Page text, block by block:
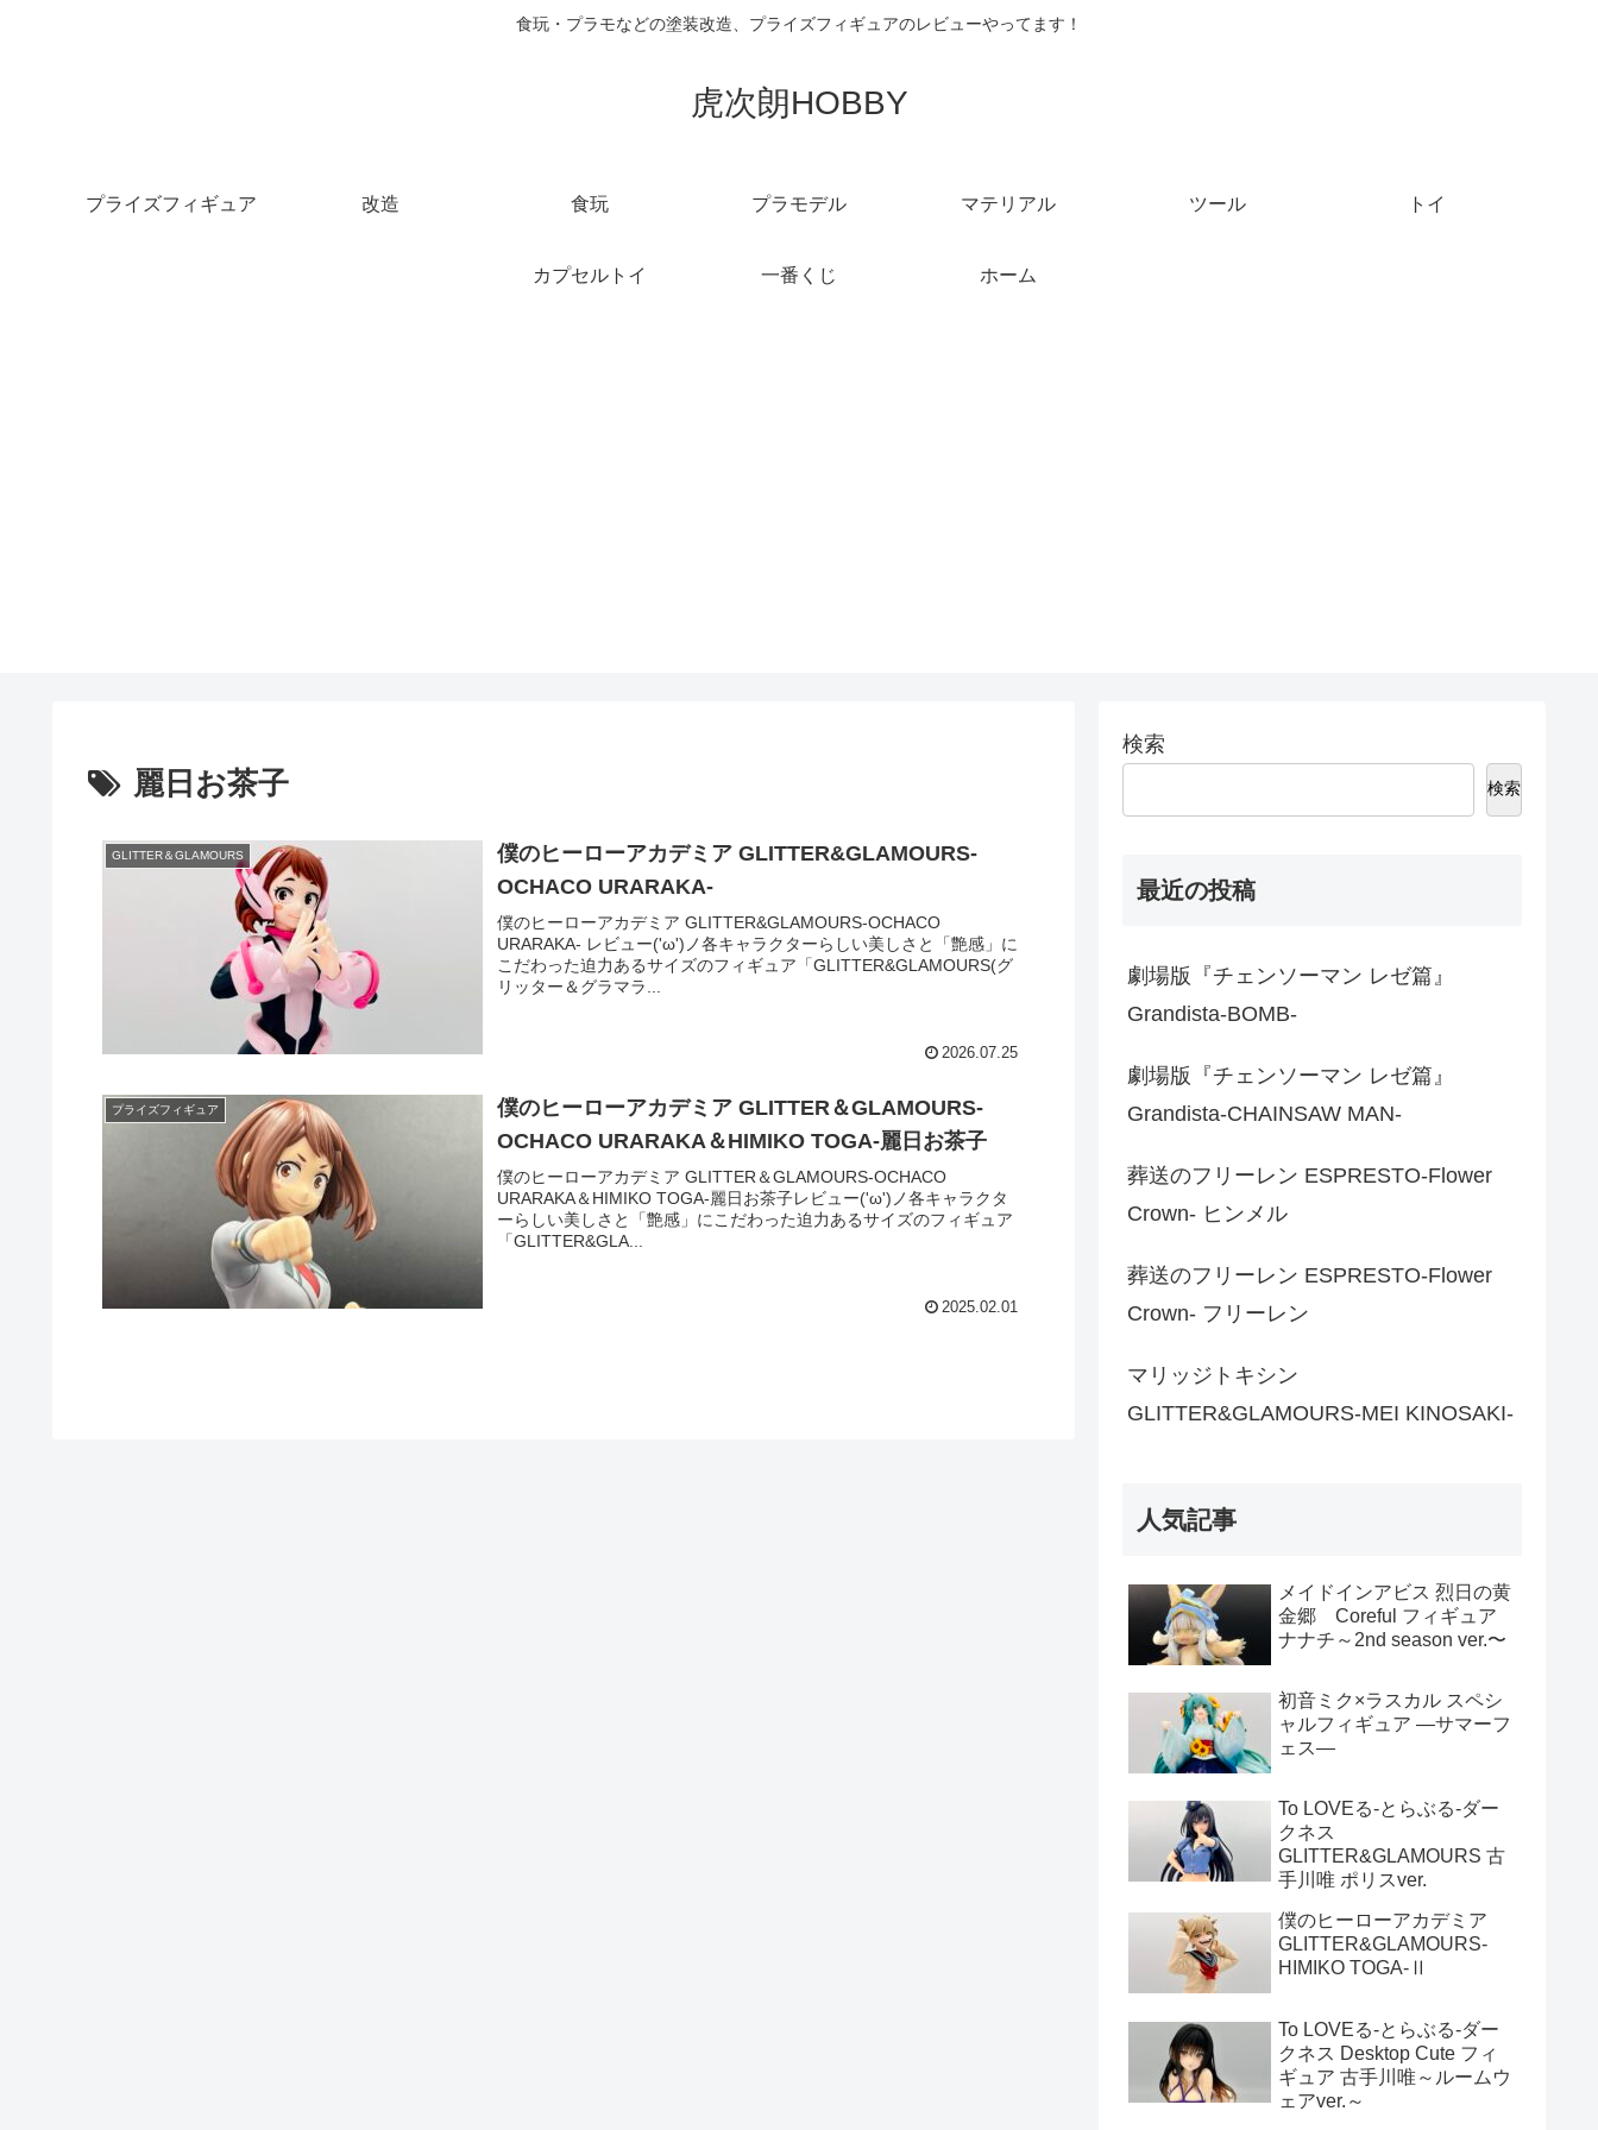
食玩・プラモなどの塗装改造、プライズフィギュアのレビューやってます！
虎次朗HOBBY
プライズフィギュア 改造 食玩 プラモデル マテリアル ツール トイ
カプセルトイ 一番くじ ホーム
麗日お茶子
GLITTER＆GLAMOURS
僕のヒーローアカデミア GLITTER&GLAMOURS-
OCHACO URARAKA-
僕のヒーローアカデミア GLITTER&GLAMOURS-OCHACO
URARAKA- レビュー('ω')ノ各キャラクターらしい美しさと「艶感」に
こだわった迫力あるサイズのフィギュア「GLITTER&GLAMOURS(グ
リッター＆グラマラ...
2026.07.25
プライズフィギュア
僕のヒーローアカデミア GLITTER＆GLAMOURS-
OCHACO URARAKA＆HIMIKO TOGA-麗日お茶子
僕のヒーローアカデミア GLITTER＆GLAMOURS-OCHACO
URARAKA＆HIMIKO TOGA-麗日お茶子レビュー('ω')ノ各キャラクタ
ーらしい美しさと「艶感」にこだわった迫力あるサイズのフィギュア
「GLITTER&GLA...
2025.02.01
検索
検索
最近の投稿
劇場版『チェンソーマン レゼ篇』
Grandista-BOMB-
劇場版『チェンソーマン レゼ篇』
Grandista-CHAINSAW MAN-
葬送のフリーレン ESPRESTO-Flower
Crown- ヒンメル
葬送のフリーレン ESPRESTO-Flower
Crown- フリーレン
マリッジトキシン
GLITTER&GLAMOURS-MEI KINOSAKI-
人気記事
メイドインアビス 烈日の黄
金郷 Coreful フィギュア
ナナチ～2nd season ver.〜
初音ミク×ラスカル スペシ
ャルフィギュア ―サマーフ
ェス―
To LOVEる-とらぶる-ダー
クネス
GLITTER&GLAMOURS 古
手川唯 ポリスver.
僕のヒーローアカデミア
GLITTER&GLAMOURS-
HIMIKO TOGA-Ⅱ
To LOVEる-とらぶる-ダー
クネス Desktop Cute フィ
ギュア 古手川唯～ルームウ
ェアver.～